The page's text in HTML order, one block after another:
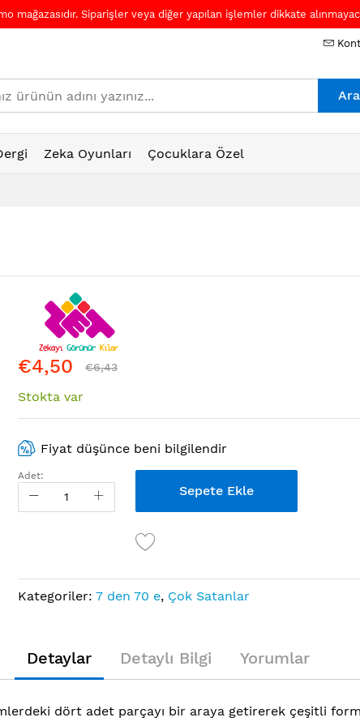
mağazasıdır. Siparişler veya diğer yapılan işlemler dikkate
Zeka Oyunları Çocuklara Özel
€4,50 €6,43
Stokta var
Fiyat düşünce beni bilgilendir
Adet:
Sepete Ekle
Kategoriler: 7 den 70 e, Çok Satanlar
Detaylar
dört adet parçayı bir araya getirerek çeşitli
Detaylı Bilgi Yorumlar